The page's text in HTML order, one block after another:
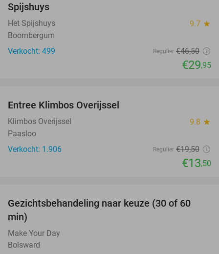
Spijshuys
Het Spijshuys 9.7 star
Boornbergum
Verkocht: 499
Regulier €46,50
€29,95
Entree Klimbos Overijssel
Klimbos Overijssel 9.8 star
Paasloo
Verkocht: 1.906
Regulier €19,50
€13,50
51%
Gezichtsbehandeling naar keuze (30 of 60
min)
Make Your Day
Bolsward